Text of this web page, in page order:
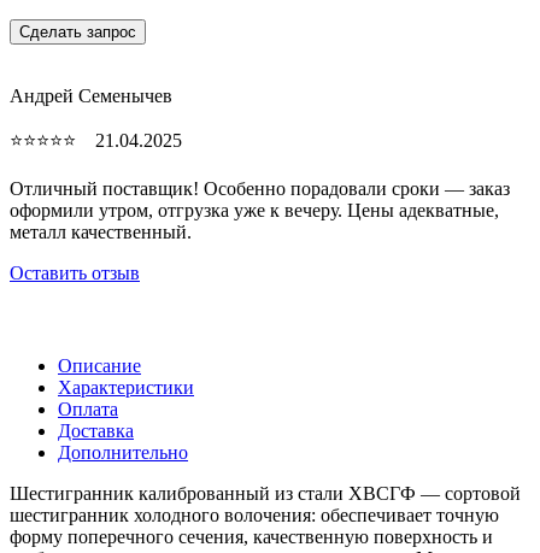
Сделать запрос
Андрей Семенычев
⭐⭐⭐⭐⭐ 21.04.2025
Отличный поставщик! Особенно порадовали сроки — заказ
оформили утром, отгрузка уже к вечеру. Цены адекватные,
металл качественный.
Оставить отзыв
Описание
Характеристики
Оплата
Доставка
Дополнительно
Шестигранник калиброванный из стали ХВСГФ — сортовой
шестигранник холодного волочения: обеспечивает точную
форму поперечного сечения, качественную поверхность и